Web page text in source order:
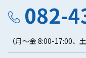
082-
（月～金 8:00-17:00、